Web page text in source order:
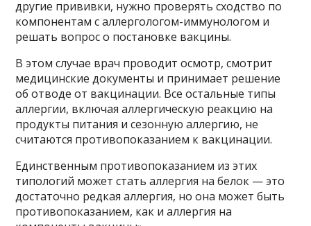
другие прививки, нужно проверять сходство по
компонентам с аллергологом-иммунологом и
решать вопрос о постановке вакцины.
В этом случае врач проводит осмотр, смотрит
медицинские документы и принимает решение
об отводе от вакцинации. Все остальные типы
аллергии, включая аллергическую реакцию на
продукты питания и сезонную аллергию, не
считаются противопоказанием к вакцинации.
Единственным противопоказанием из этих
типологий может стать аллергия на белок — это
достаточно редкая аллергия, но она может быть
противопоказанием, как и аллергия на